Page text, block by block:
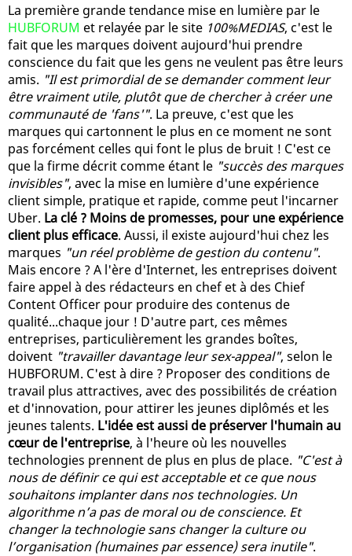
La première grande tendance mise en lumière par le
HUBFORUM et relayée par le site 100%MEDIAS, c'est le
fait que les marques doivent aujourd'hui prendre
conscience du fait que les gens ne veulent pas être leurs
amis. "Il est primordial de se demander comment leur
être vraiment utile, plutôt que de chercher à créer une
communauté de 'fans'". La preuve, c'est que les
marques qui cartonnent le plus en ce moment ne sont
pas forcément celles qui font le plus de bruit ! C'est ce
que la firme décrit comme étant le "succès des marques
invisibles", avec la mise en lumière d'une expérience
client simple, pratique et rapide, comme peut l'incarner
Uber. La clé ? Moins de promesses, pour une expérience
client plus efficace. Aussi, il existe aujourd'hui chez les
marques "un réel problème de gestion du contenu".
Mais encore ? A l'ère d'Internet, les entreprises doivent
faire appel à des rédacteurs en chef et à des Chief
Content Officer pour produire des contenus de
qualité...chaque jour ! D'autre part, ces mêmes
entreprises, particulièrement les grandes boîtes,
doivent "travailler davantage leur sex-appeal", selon le
HUBFORUM. C'est à dire ? Proposer des conditions de
travail plus attractives, avec des possibilités de création
et d'innovation, pour attirer les jeunes diplômés et les
jeunes talents. L'idée est aussi de préserver l'humain au
cœur de l'entreprise, à l'heure où les nouvelles
technologies prennent de plus en plus de place. "C'est à
nous de définir ce qui est acceptable et ce que nous
souhaitons implanter dans nos technologies. Un
algorithme n’a pas de moral ou de conscience. Et
changer la technologie sans changer la culture ou
l’organisation (humaines par essence) sera inutile".